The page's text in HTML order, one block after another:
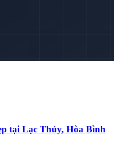
tại Lạc Thủy, Hòa Bình